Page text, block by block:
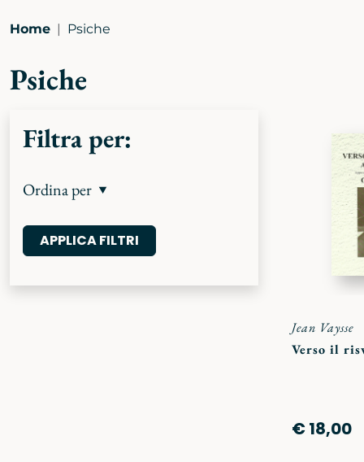
Home Psiche
Psiche
Filtra per:
Ordina per
Jean Vaysse
Verso il
€ 18,00